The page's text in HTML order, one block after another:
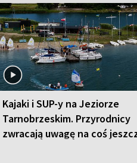
Kajaki i SUP-y na Jeziorze
Tarnobrzeskim. Przyrodnicy
zwracają uwagę na coś